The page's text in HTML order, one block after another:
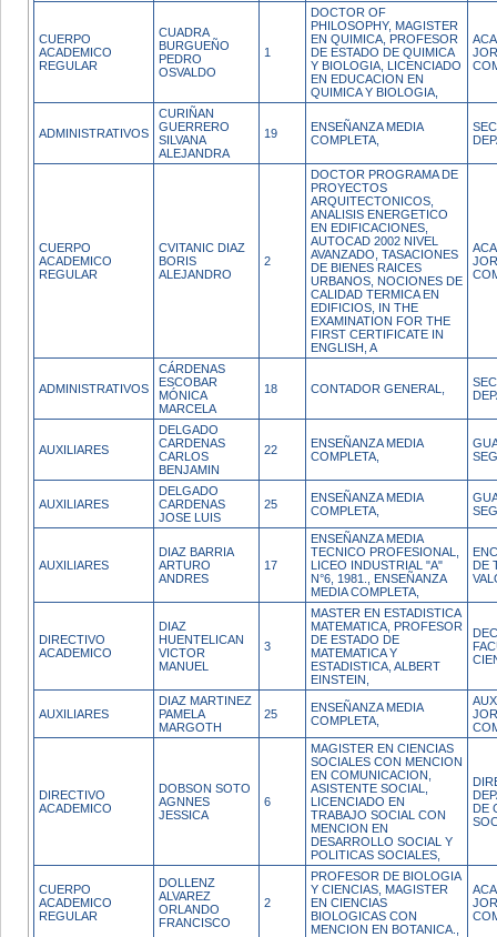
CUERPO
ACADEMICO
REGULAR
CUADRA
BURGUEÑO
PEDRO
OSVALDO
1
DOCTOR OF
PHILOSOPHY, MAGISTER
EN QUIMICA, PROFESOR
DE ESTADO DE QUIMICA
Y BIOLOGIA, LICENCIADO
EN EDUCACION EN
QUIMICA Y BIOLOGIA,
ADMINISTRATIVOS
CURIÑAN
GUERRERO
SILVANA
ALEJANDRA
19
ENSEÑANZA MEDIA
COMPLETA,
CUERPO
ACADEMICO
REGULAR
CVITANIC DIAZ
BORIS
ALEJANDRO
2
DOCTOR PROGRAMA DE
PROYECTOS
ARQUITECTONICOS,
ANALISIS ENERGETICO
EN EDIFICACIONES,
AUTOCAD 2002 NIVEL
AVANZADO, TASACIONES
DE BIENES RAICES
URBANOS, NOCIONES DE
CALIDAD TERMICA EN
EDIFICIOS, IN THE
EXAMINATION FOR THE
FIRST CERTIFICATE IN
ENGLISH, A
ADMINISTRATIVOS
CÁRDENAS
ESCOBAR
MÓNICA
MARCELA
18 CONTADOR GENERAL,
AUXILIARES
DELGADO
CARDENAS
CARLOS
BENJAMIN
22
ENSEÑANZA MEDIA
COMPLETA,
AUXILIARES
DELGADO
CARDENAS
JOSE LUIS
25
ENSEÑANZA MEDIA
COMPLETA,
AUXILIARES
DIAZ BARRIA
ARTURO
ANDRES
17
ENSEÑANZA MEDIA
TECNICO PROFESIONAL,
LICEO INDUSTRIAL "A"
N°6, 1981., ENSEÑANZA
MEDIA COMPLETA,
DE
DIRECTIVO
ACADEMICO
DIAZ
HUENTELICAN
VICTOR
MANUEL
3
MASTER EN ESTADISTICA
MATEMATICA, PROFESOR
DE ESTADO DE
MATEMATICA Y
ESTADISTICA, ALBERT
EINSTEIN,
AUXILIARES
DIAZ MARTINEZ
PAMELA
MARGOTH
25
ENSEÑANZA MEDIA
COMPLETA,
DIRECTIVO
ACADEMICO
DOBSON SOTO
AGNNES
JESSICA
6
MAGISTER EN CIENCIAS
SOCIALES CON MENCION
EN COMUNICACION,
ASISTENTE SOCIAL,
LICENCIADO EN
TRABAJO SOCIAL CON
MENCION EN
DESARROLLO SOCIAL Y
POLITICAS SOCIALES,
DE
CUERPO
ACADEMICO
REGULAR
DOLLENZ
ALVAREZ
ORLANDO
FRANCISCO
2
PROFESOR DE BIOLOGIA
Y CIENCIAS, MAGISTER
EN CIENCIAS
BIOLOGICAS CON
MENCION EN BOTANICA.,